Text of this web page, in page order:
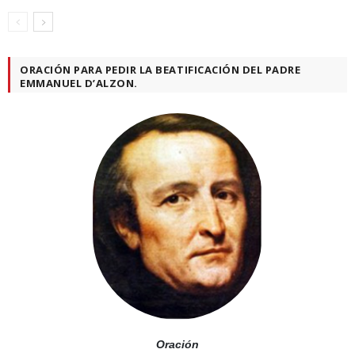
ORACIÓN PARA PEDIR LA BEATIFICACIÓN DEL PADRE
EMMANUEL D’ALZON.
Oración